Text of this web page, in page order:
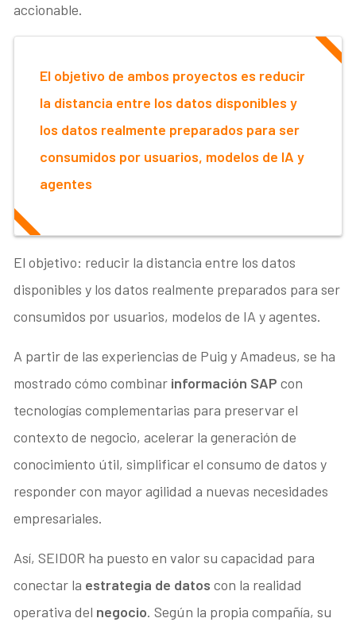
accionable.
El objetivo de ambos proyectos es reducir
la distancia entre los datos disponibles y
los datos realmente preparados para ser
consumidos por usuarios, modelos de IA y
agentes
El objetivo: reducir la distancia entre los datos
disponibles y los datos realmente preparados para ser
consumidos por usuarios, modelos de IA y agentes.
A partir de las experiencias de Puig y Amadeus, se ha
mostrado cómo combinar información SAP con
tecnologías complementarias para preservar el
contexto de negocio, acelerar la generación de
conocimiento útil, simplificar el consumo de datos y
responder con mayor agilidad a nuevas necesidades
empresariales.
Así, SEIDOR ha puesto en valor su capacidad para
conectar la estrategia de datos con la realidad
operativa del negocio. Según la propia compañía, su